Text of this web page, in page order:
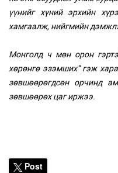
үүнийг хүний эрхийн
хамгаалж, нийгмийн
Монголд ч мөн орон
хөрөнгө эзэмших” гэж
зөвшөөрөгдсөн орчинд
зөвшөөрөх цаг иржээ.
Post